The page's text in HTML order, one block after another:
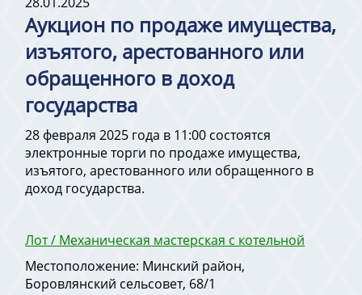
Аукцион по продаже имущества,
изъятого, арестованного или
обращенного в доход
государства
28 февраля 2025 года в 11:00 состоятся
электронные торги по продаже имущества,
изъятого, арестованного или обращенного в
доход государства.
Лот / Механическая мастерская с котельной
Местоположение: Минский район,
Боровлянский сельсовет, 68/1